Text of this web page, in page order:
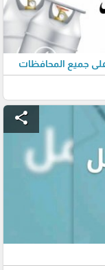
share